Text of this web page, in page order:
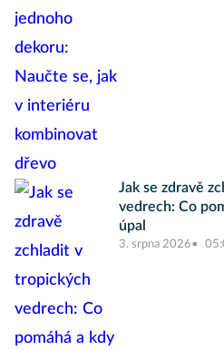
Jak se zdravě
vedrech: Co
úpal
3. srpna 2026